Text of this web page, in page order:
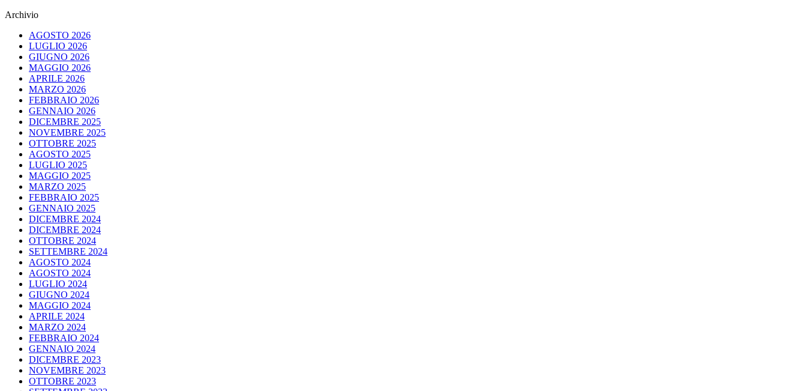
Archivio
AGOSTO 2026
LUGLIO 2026
GIUGNO 2026
MAGGIO 2026
APRILE 2026
MARZO 2026
FEBBRAIO 2026
GENNAIO 2026
DICEMBRE 2025
NOVEMBRE 2025
OTTOBRE 2025
AGOSTO 2025
LUGLIO 2025
MAGGIO 2025
MARZO 2025
FEBBRAIO 2025
GENNAIO 2025
DICEMBRE 2024
DICEMBRE 2024
OTTOBRE 2024
SETTEMBRE 2024
AGOSTO 2024
AGOSTO 2024
LUGLIO 2024
GIUGNO 2024
MAGGIO 2024
APRILE 2024
MARZO 2024
FEBBRAIO 2024
GENNAIO 2024
DICEMBRE 2023
NOVEMBRE 2023
OTTOBRE 2023